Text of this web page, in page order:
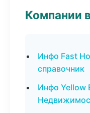
Компании
Инфо Fast
справочник
Инфо Yellow